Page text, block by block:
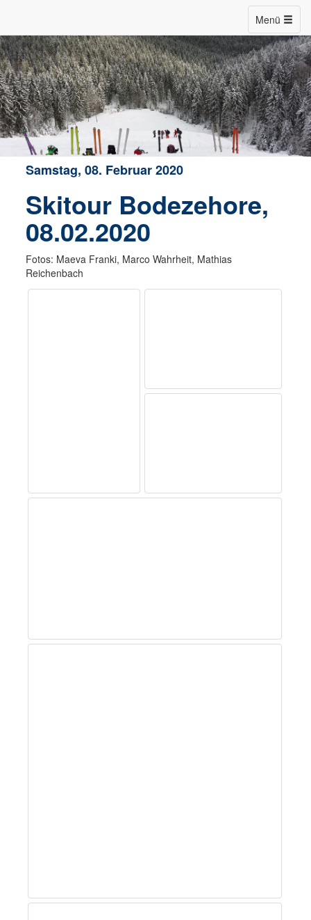
Menü
Samstag, 08. Februar 2020
Skitour Bodezehore,
08.02.2020
Fotos: Maeva Franki, Marco Wahrheit, Mathias
Reichenbach